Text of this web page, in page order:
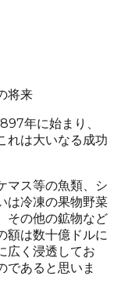
将来
年に始まり、
れは大いなる成功
マス等の魚類、シ
は冷凍の果物野菜
その他の鉱物など
額は数十億ドルに
広く浸透してお
であると思いま